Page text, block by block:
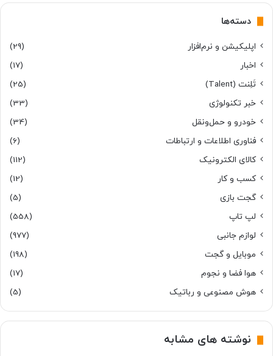
دسته‌ها
اپلیکیشن و نرم‌افزار
(29)
اخبار
(17)
تَلِنت (Talent)
(25)
خبر تکنولوژی
(33)
خودرو و حمل‌و‌نقل
(34)
فناوری اطلاعات و ارتباطات
(6)
کالای الکترونیک
(112)
کسب و کار
(12)
گجت بازی
(5)
لپ تاپ
(558)
لوازم جانبی
(977)
موبایل و گجت
(198)
هوا فضا و نجوم
(17)
هوش مصنوعی و رباتیک
(5)
نوشته های مشابه